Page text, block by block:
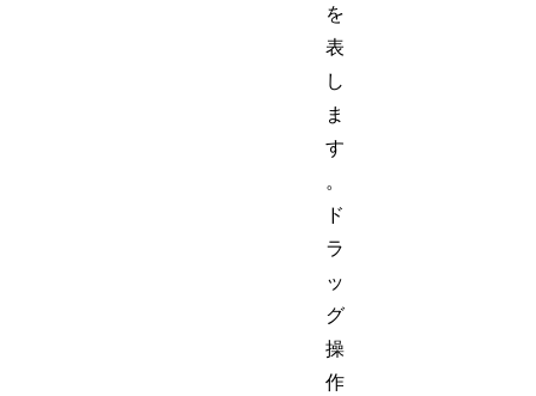
を
表
し
ま
す
。
ド
ラ
ッ
グ
操
作